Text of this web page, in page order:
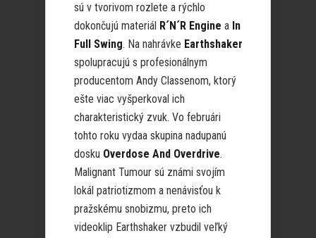
sú v tvorivom rozlete a rýchlo
dokončujú materiál R´N´R Engine a In
Full Swing. Na nahrávke Earthshaker
spolupracujú s profesionálnym
producentom Andy Classenom, ktorý
ešte viac vyšperkoval ich
charakteristický zvuk. Vo februári
tohto roku vydaa skupina nadupanú
dosku Overdose And Overdrive.
Malignant Tumour sú známi svojím
lokál patriotizmom a nenávisťou k
pražskému snobizmu, preto ich
videoklip Earthshaker vzbudil veľký